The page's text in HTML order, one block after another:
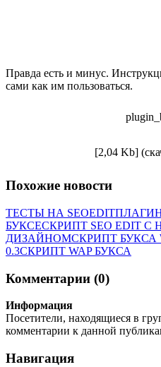
Правда есть и минус.
сами как им пользоваться.
[2,04 Kb]
Похожие новости
ТЕСТЫ НА SEOEDIT
БУКСЕСКРИПТ SEO EDIT
ДИЗАЙНОМСКРИПТ БУКСА
0.3СКРИПТ WAP БУКСА
Комментарии (0)
Информация
Посетители, находящиеся в
комментарии к данной
Навигация